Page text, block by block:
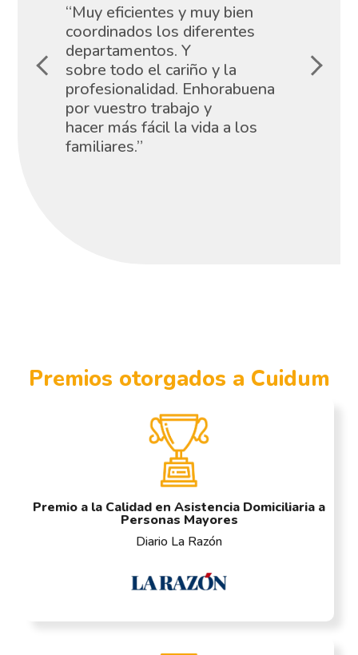
“Muy eficientes y muy bien
coordinados los diferentes
departamentos. Y
sobre todo el cariño y la
profesionalidad. Enhorabuena
por vuestro trabajo y
hacer más fácil la vida a los
familiares.”
Premios otorgados a Cuidum
Premio a la Calidad en Asistencia Domiciliaria a
Personas Mayores
Diario La Razón